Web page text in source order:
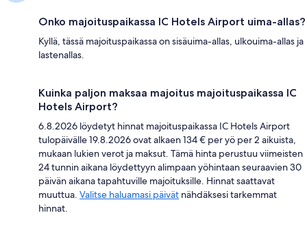
Onko majoituspaikassa IC Hotels Airport uima-allas?
Kyllä, tässä majoituspaikassa on sisäuima-allas, ulkouima-allas ja
lastenallas.
Kuinka paljon maksaa majoitus majoituspaikassa IC
Hotels Airport?
6.8.2026 löydetyt hinnat majoituspaikassa IC Hotels Airport
tulopäivälle 19.8.2026 ovat alkaen 134 € per yö per 2 aikuista,
mukaan lukien verot ja maksut. Tämä hinta perustuu viimeisten
24 tunnin aikana löydettyyn alimpaan yöhintaan seuraavien 30
päivän aikana tapahtuville majoituksille. Hinnat saattavat
muuttua. Valitse haluamasi päivät nähdäksesi tarkemmat
hinnat.